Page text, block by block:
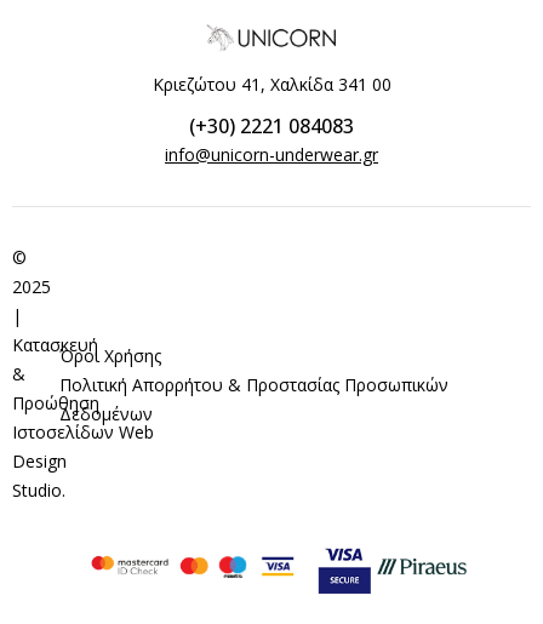
Κριεζώτου 41, Χαλκίδα 341 00
(+30) 2221 084083
info@unicorn-underwear.gr
©
2025
|
Κατασκευή
&
Προώθηση
Ιστοσελίδων Web
Design
Studio.
Όροι Χρήσης
Πολιτική Απορρήτου & Προστασίας Προσωπικών
Δεδομένων